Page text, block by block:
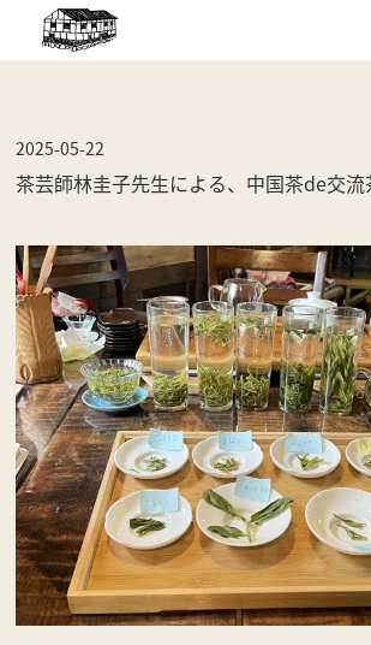
2025-05-22
茶芸師林圭子先生による、中国茶de交